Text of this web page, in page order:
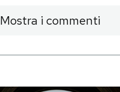
Mostra i commenti